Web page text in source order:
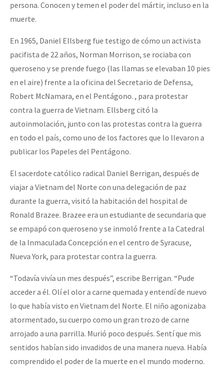
persona. Conocen y temen el poder del mártir, incluso en la
muerte.
En 1965, Daniel Ellsberg fue testigo de cómo un activista
pacifista de 22 años, Norman Morrison, se rociaba con
queroseno y se prende fuego (las llamas se elevaban 10 pies
en el aire) frente a la oficina del Secretario de Defensa,
Robert McNamara, en el Pentágono. , para protestar
contra la guerra de Vietnam. Ellsberg citó la
autoinmolación, junto con las protestas contra la guerra
en todo el país, como uno de los factores que lo llevaron a
publicar los Papeles del Pentágono.
El sacerdote católico radical Daniel Berrigan, después de
viajar a Vietnam del Norte con una delegación de paz
durante la guerra, visitó la habitación del hospital de
Ronald Brazee. Brazee era un estudiante de secundaria que
se empapó con queroseno y se inmoló frente a la Catedral
de la Inmaculada Concepción en el centro de Syracuse,
Nueva York, para protestar contra la guerra.
“Todavía vivía un mes después”, escribe Berrigan. “Pude
acceder a él. Olí el olor a carne quemada y entendí de nuevo
lo que había visto en Vietnam del Norte. El niño agonizaba
atormentado, su cuerpo como un gran trozo de carne
arrojado a una parrilla. Murió poco después. Sentí que mis
sentidos habían sido invadidos de una manera nueva. Había
comprendido el poder de la muerte en el mundo moderno.